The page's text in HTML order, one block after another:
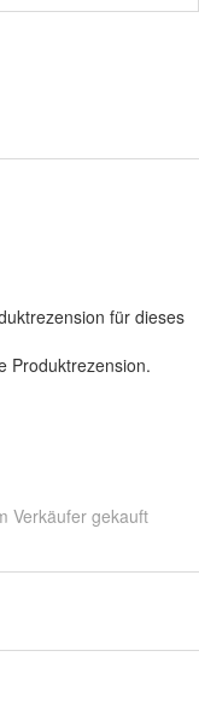
für dieses
Produktrezension.
Verkäufer gekauft